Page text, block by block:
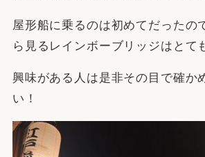
屋形船に乗るのは初めてだったの
ら見るレインボーブリッジはとて
興味がある人は是非その目で確か
い！